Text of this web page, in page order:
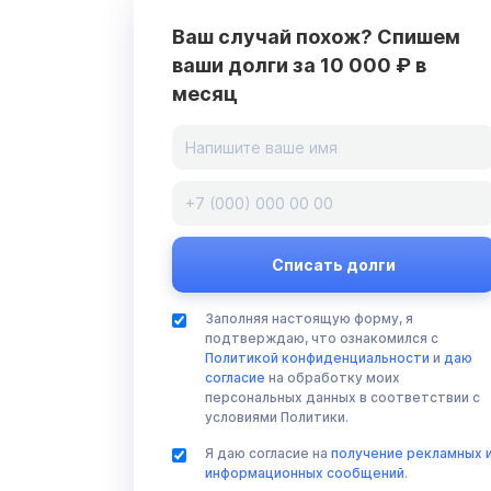
Ваш случай похож? Спишем
ваши долги за 10 000 ₽ в
месяц
Заполняя настоящую форму, я
подтверждаю, что ознакомился с
Политикой конфиденциальности и даю
согласие на обработку моих
персональных данных в соответствии с
условиями Политики.
Я даю согласие на получение рекламных
информационных сообщений.